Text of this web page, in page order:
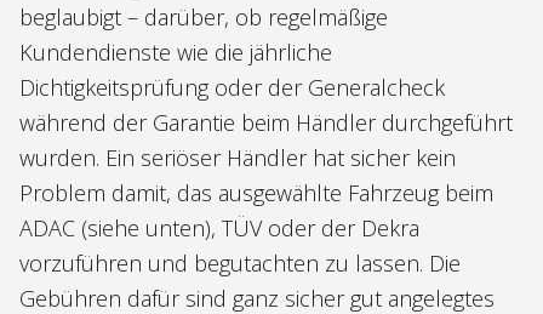
beglaubigt – darüber, ob regelmäßige
Kundendienste wie die jährliche
Dichtigkeitsprüfung oder der Generalcheck
während der Garantie beim Händler durchgeführt
wurden. Ein seriöser Händler hat sicher kein
Problem damit, das ausgewählte Fahrzeug beim
ADAC (siehe unten), TÜV oder der Dekra
vorzuführen und begutachten zu lassen. Die
Gebühren dafür sind ganz sicher gut angelegtes